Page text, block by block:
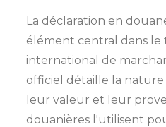
La déclaration en
élément central dans le
international de
officiel détaille la nature
leur valeur et leur
douanières l'utilisent